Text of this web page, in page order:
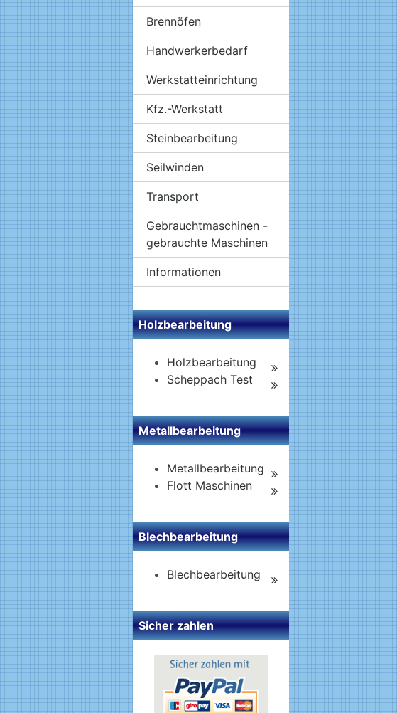
Brennöfen
Handwerkerbedarf
Werkstatteinrichtung
Kfz.-Werkstatt
Steinbearbeitung
Seilwinden
Transport
Gebrauchtmaschinen -
gebrauchte Maschinen
Informationen
Holzbearbeitung
Holzbearbeitung
Scheppach Test
Metallbearbeitung
Metallbearbeitung
Flott Maschinen
Blechbearbeitung
Blechbearbeitung
Sicher zahlen